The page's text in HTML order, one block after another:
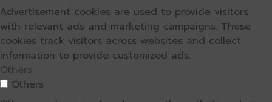
Advertisement cookies are used to provide visitors
with relevant ads and marketing campaigns. These
cookies track visitors across websites and collect
information to provide customized ads.
Others
Others